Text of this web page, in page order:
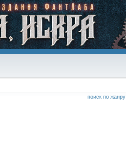
поиск по жанру